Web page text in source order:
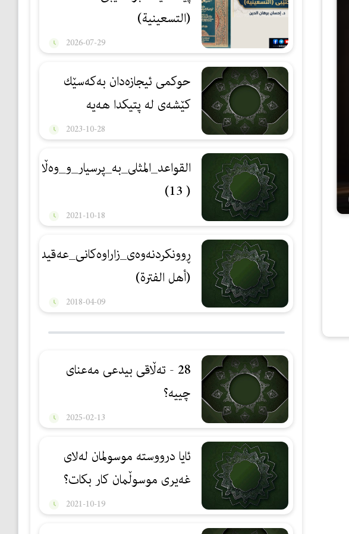
(التسعینیة)
2026-07-29
حوكمی ئیجازه‌دان به‌كه‌سێك
کێشەی له‌ پتیكدا هه‌یه‌
2023-10-28
القواعد_المثلى_بە_پرسیار_و_وەڵام:
( 13)
2021-10-18
(أهل الفترة)
2018-04-09
28 - تەڵاقی بیدعی مەعنای
چییە؟
2025-02-13
ئایا درووستە موسولمان لەلای
غەیری موسوڵمان كار بكات؟
2021-10-19